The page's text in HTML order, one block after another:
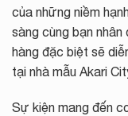
của những niềm
sàng cùng bạn
hàng đặc biệt sẽ
tại nhà mẫu Akari
Sự kiện mang đến